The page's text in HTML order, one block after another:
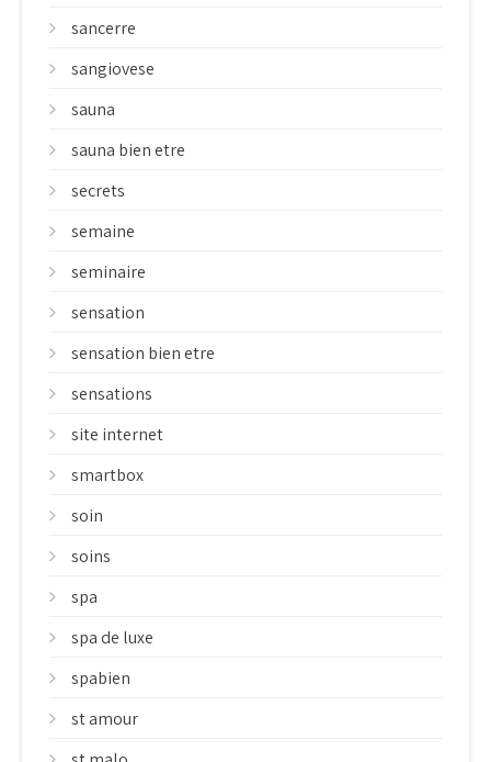
sancerre
sangiovese
sauna
sauna bien etre
secrets
semaine
seminaire
sensation
sensation bien etre
sensations
site internet
smartbox
soin
soins
spa
spa de luxe
spabien
st amour